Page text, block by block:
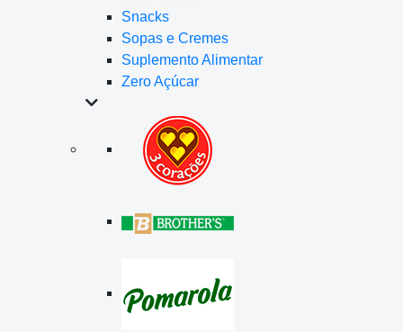
Snacks
Sopas e Cremes
Suplemento Alimentar
Zero Açúcar